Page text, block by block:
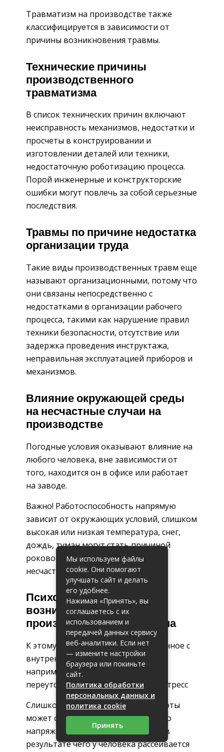
Травматизм на производстве также
классифицируется в зависимости от
причины возникновения травмы.
Технические причины
производственного
травматизма
В список технических причин включают
неисправность механизмов, недостатки и
просчеты в конструировании и
изготовлении деталей или техники,
недостаточную роботизацию процесса.
Порой инженерные и конструкторские
ошибки могут повлечь за собой серьезные
последствия.
Травмы по причине недостатка
организации труда
Такие виды производственных травм еще
называют организационными, потому что
они связаны непосредственно с
недостатками в организации рабочего
процесса, такими как нарушение правил
техники безопасности, отсутствие или
задержка проведения инструктажа,
неправильная эксплуатацией приборов и
механизмов.
Влияние окружающей среды
на несчастные случаи на
производстве
Погодные условия оказывают влияние на
любого человека, вне зависимости от
того, находится он в офисе или работает
на заводе.
Важно! Работоспособность напрямую
зависит от окружающих условий, слишком
высокая или низкая температура, снег,
дождь, туман могут стать причиной
роковой ошибки и возникновения
несчастного случая
Психологический фактор
возникновения на
производстве травматизма
К этому фактору относят все, связанное с
внутренним состоянием человека,
например, нервные перегрузки,
переутомление, перенапряжение, стресс
Слишком интенсивный график работы
может стать причиной чрезмерного
напряжения и накопления стресса, в
результате чего у человека рассеивается
Мы используем файлы
cookie. Они помогают
улучшать сайт и делать
его удобнее.
Нажимая «Принять», вы
соглашаетесь с их
использованием и
передачей данных сервису
веб-аналитики. Если нет
— измените настройки
браузера или покиньте
сайт.
Политика обработки
персональных данных и
политика cookie
Принять